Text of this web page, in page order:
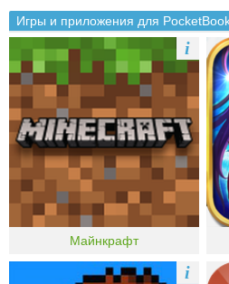
Игры и приложения для
Майнкрафт
i
i